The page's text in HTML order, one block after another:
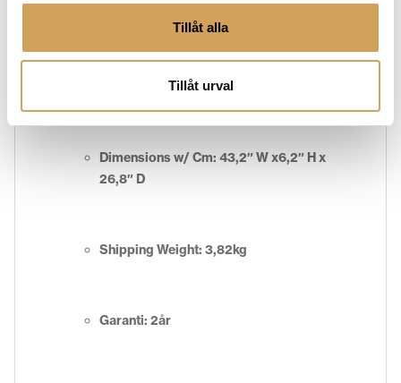
Tillåt alla
Tillåt urval
Rack Space: 1U Dimensions Cm: 43,2″ W
x4,4″ H x 26,8″ D
Dimensions w/ Cm: 43,2″ W x6,2″ H x
26,8″ D
Shipping Weight: 3,82kg
Garanti: 2år